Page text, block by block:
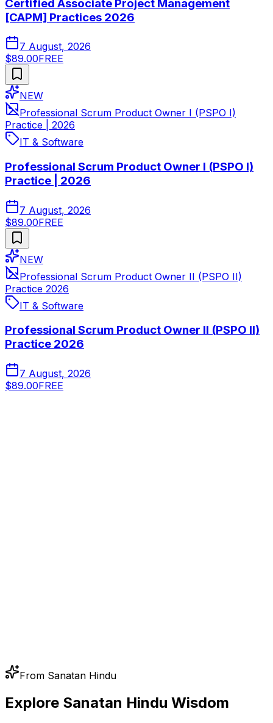
Certified Associate Project Management
[CAPM] Practices 2026
7 August, 2026
$89.00FREE
NEW
Professional Scrum Product Owner I (PSPO I)
Practice | 2026
IT & Software
Professional Scrum Product Owner I (PSPO I)
Practice | 2026
7 August, 2026
$89.00FREE
NEW
Professional Scrum Product Owner II (PSPO II)
Practice 2026
IT & Software
Professional Scrum Product Owner II (PSPO II)
Practice 2026
7 August, 2026
$89.00FREE
From Sanatan Hindu
Explore Sanatan Hindu Wisdom